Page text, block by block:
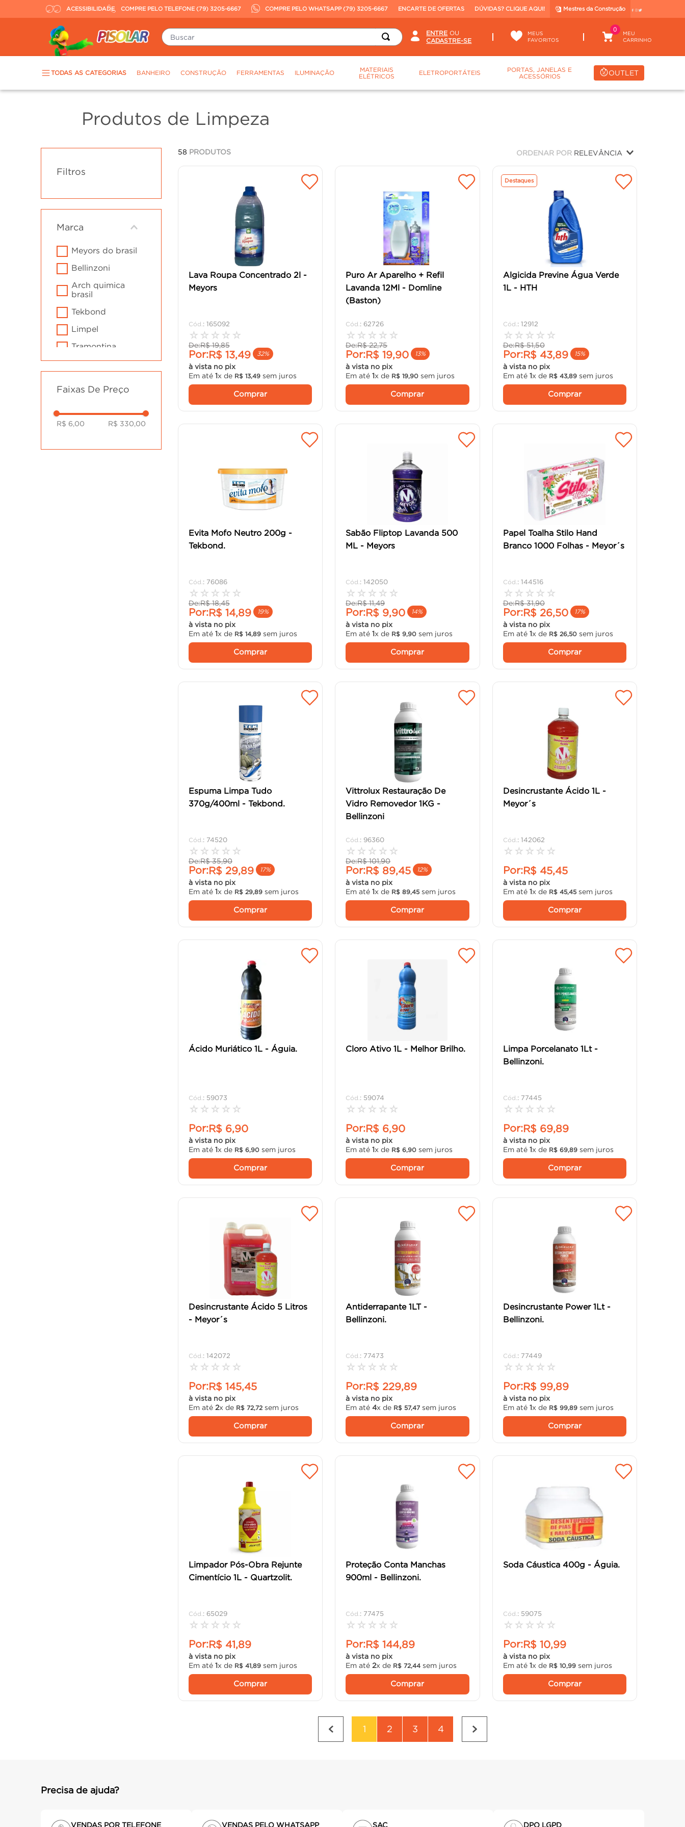
ACESSIBILIDADE COMPRE PELO TELEFONE (79) 3205-6667 COMPRE PELO WHATSAPP (79) 3205-6667 ENCARTE DE OFERTAS DÚVIDAS? CLIQUE AQUI! Mestres da Construção
Buscar OU
MEUS
FAVORITOS
0
TODAS AS CATEGORIAS BANHEIRO CONSTRUÇÃO FERRAMENTAS ILUMINAÇÃO
MATERIAIS
ELÉTRICOS
ELETROPORTÁTEIS
PORTAS, JANELAS E
ACESSÓRIOS
OUTLET
Produtos de Limpeza
Filtros
Marca
meyors do brasil
bellinzoni
arch quimica
brasil
tekbond
limpel
tramontina
premisse
quartzolit
Faixas De Preço
R$ 6,00 R$ 330,00
58 PRODUTOS ORDENAR POR RELEVÂNCIA
Lava Roupa Concentrado 2l -
Meyors
: 165092
☆ ☆ ☆ ☆ ☆
De:R$ 19,85
Por:R$ 13,49 32%
à vista no pix
Em até 1x de R$ 13, 49sem juros
Comprar
Puro Ar Aparelho + Refil
Lavanda 12Ml - Domline
(Baston)
: 62726
☆ ☆ ☆ ☆ ☆
De:R$ 22,75
Por:R$ 19,90 13%
à vista no pix
Em até1x de R$ 19 ,90 sem juros
Comprar
Destaques
Algicida Previne Água Verde
1L - HTH
: 12912
☆ ☆ ☆ ☆ ☆
De:R$ 51,50
Por:R$ 43,89 15%
à vista no pix
Em até 1x de R$ 43, 89sem juros
Comprar
Evita Mofo Neutro 200g -
Tekbond.
: 76086
☆ ☆ ☆ ☆ ☆
De:R$ 18,45
Por:R$ 14,89 19%
à vista no pix
Em até 1x de R$ 14, 89sem juros
Comprar
Sabão Fliptop Lavanda 500
ML - Meyors
:142050
☆ ☆ ☆ ☆ ☆
De:R$ 11,49
Por:R$ 9,90 14%
à vista no pix
Em até1x de R$ 9 ,90 sem juros
Comprar
Papel Toalha Stilo Hand
Branco 1000 Folhas - Meyor´s
: 144516
☆ ☆ ☆ ☆ ☆
De:R$ 31,90
Por:R$ 26,50 17%
à vista no pix
Em até 1x de R$ 26, 50sem juros
Comprar
Espuma Limpa Tudo
370g/400ml - Tekbond.
: 74520
☆ ☆ ☆ ☆ ☆
De:R$ 35,90
Por:R$ 29,89 17%
à vista no pix
Em até 1x de R$ 29, 89sem juros
Comprar
Vittrolux Restauração De
Vidro Removedor 1KG -
Bellinzoni
: 96360
☆ ☆ ☆ ☆ ☆
De:R$ 101,90
Por:R$ 89,45 12%
à vista no pix
Em até1x de R$ 89 ,45 sem juros
Comprar
Desincrustante Ácido 1L -
Meyor´s
: 142062
☆ ☆ ☆ ☆ ☆
Por:R$ 45,45
à vista no pix
Em até 1x de R$ 45, 45sem juros
Comprar
Ácido Muriático 1L - Águia.
: 59073
☆ ☆ ☆ ☆ ☆
Por:R$ 6,90
à vista no pix
Em até 1x de R$ 6, 90sem juros
Comprar
Cloro Ativo 1L - Melhor Brilho.
: 59074
☆ ☆ ☆ ☆ ☆
Por:R$ 6,90
à vista no pix
Em até1x de R$ 6 ,90 sem juros
Comprar
Limpa Porcelanato 1Lt -
Bellinzoni.
: 77445
☆ ☆ ☆ ☆ ☆
Por:R$ 69,89
à vista no pix
Em até 1x de R$ 69, 89sem juros
Comprar
Desincrustante Ácido 5 Litros
- Meyor´s
: 142072
☆ ☆ ☆ ☆ ☆
Por:R$ 145,45
à vista no pix
Em até 2x de R$ 72, 72sem juros
Comprar
Antiderrapante 1LT -
Bellinzoni.
: 77473
☆ ☆ ☆ ☆ ☆
Por:R$ 229,89
à vista no pix
Em até4x de R$ 57,47 sem juros
Comprar
Desincrustante Power 1Lt -
Bellinzoni.
: 77449
☆ ☆ ☆ ☆ ☆
Por:R$ 99,89
à vista no pix
Em até 1x de R$ 99, 89sem juros
Comprar
Limpador Pós-Obra Rejunte
Cimentício 1L - Quartzolit.
: 65029
☆ ☆ ☆ ☆ ☆
Por:R$ 41,89
à vista no pix
Em até 1x de R$ 41, 89sem juros
Comprar
Proteção Conta Manchas
900ml - Bellinzoni.
: 77475
☆ ☆ ☆ ☆ ☆
Por:R$ 144,89
à vista no pix
Em até2x de R$ 72 ,44 sem juros
Comprar
Soda Cáustica 400g - Águia.
: 59075
☆ ☆ ☆ ☆ ☆
Por:R$ 10,99
à vista no pix
Em até 1x de R$ 10, 99sem juros
Comprar
1 2 3 4
Precisa de ajuda?
VENDAS POR TELEFONE VENDAS PELO WHATSAPP SAC DPO LGPD
revestimento
6º chuveiro
9º